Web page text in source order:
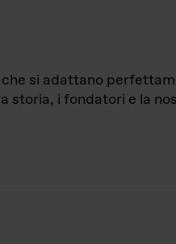
si adattano
storia, i fondatori e la